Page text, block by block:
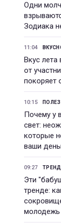
Одни
Зодиака
11:04
Вкус лета
от
покоряет
10:15
Почему у
свет:
которые
ваши
09:27
Эти
тренде:
молодежь